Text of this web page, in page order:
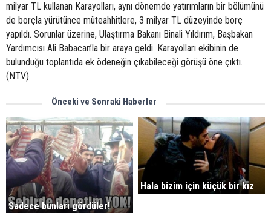
milyar TL kullanan Karayolları, aynı dönemde yatırımların bir bölümünü
de borçla yürütünce müteahhitlere, 3 milyar TL düzeyinde borç
yapıldı. Sorunlar üzerine, Ulaştırma Bakanı Binali Yıldırım, Başbakan
Yardımcısı Ali Babacan’la bir araya geldi. Karayolları ekibinin de
bulunduğu toplantıda ek ödeneğin çıkabileceği görüşü öne çıktı.
(NTV)
Önceki ve Sonraki Haberler
Sadece bunları gördüler!
Hala bizim için küçük bir kız